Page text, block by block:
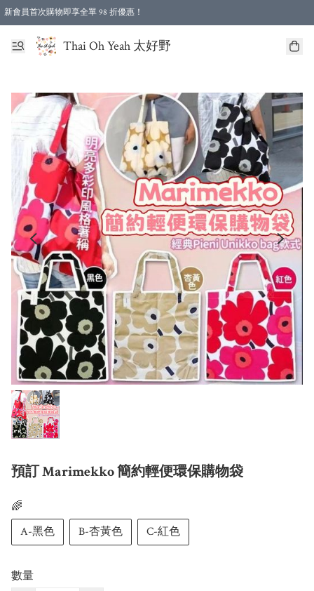
新會員首次購物即享全單 98 折優惠！
特選會員可享全單低至 96 折優惠！
Thai Oh Yeah 太好野
預訂 Marimekko 簡約輕便環保購物袋
🌈
A-黑色
B-杏黃色 C-紅色
數量